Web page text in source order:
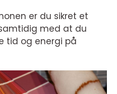
er du sikret et
med at du
tid og energi på